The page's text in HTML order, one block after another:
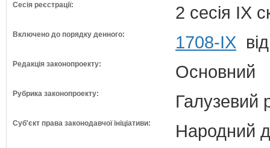
Сесія реєстрації: 2 сесія IX
Включено до порядку денного: 1708-ІХ
Редакція законопроекту: Основний
Рубрика законопроекту: Галузевий
Суб'єкт права законодавчої ініціативи: Народний